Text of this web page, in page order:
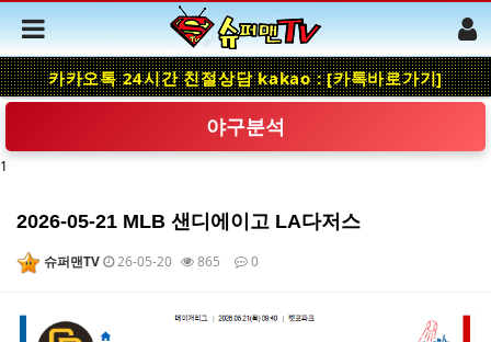
카카오톡 24시간 친절상담 kakao : [카톡바로가기]
야구분석
1
2026-05-21 MLB 샌디에이고 LA다저스
슈퍼맨TV 26-05-20 865 0
본문